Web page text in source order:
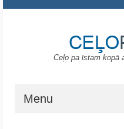
Ceļo pa īstam kopā
Menu